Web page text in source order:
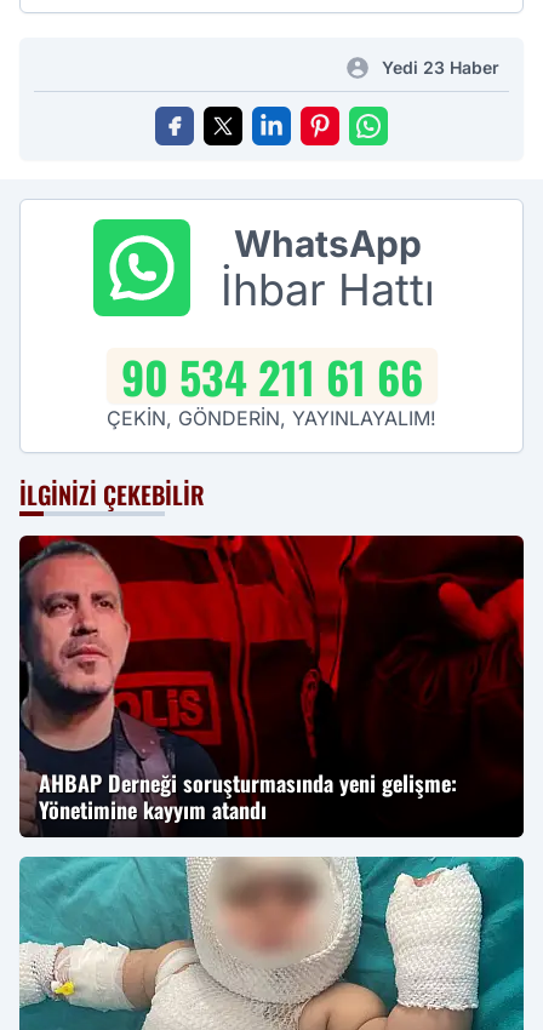
Yedi 23 Haber
WhatsApp
İhbar Hattı
90 534 211 61 66
ÇEKİN, GÖNDERİN, YAYINLAYALIM!
İLGINIZI ÇEKEBILIR
AHBAP Derneği soruşturmasında yeni gelişme:
Yönetimine kayyım atandı